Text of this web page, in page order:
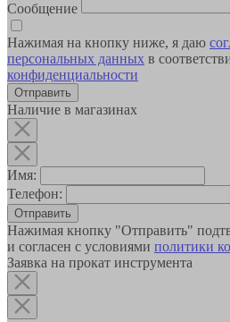
Сообщение
Нажимая на кнопку ниже, я даю
персональных данных в
конфиденциальности
Наличие в магазинах
Имя:
Телефон:
Отправить
Нажимая кнопку "Отправить"
и согласен с условиями политики
Заявка на прокат инструмента